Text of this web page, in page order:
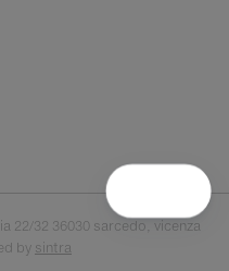
22/32 36030 sarcedo, vicenza
by sintra